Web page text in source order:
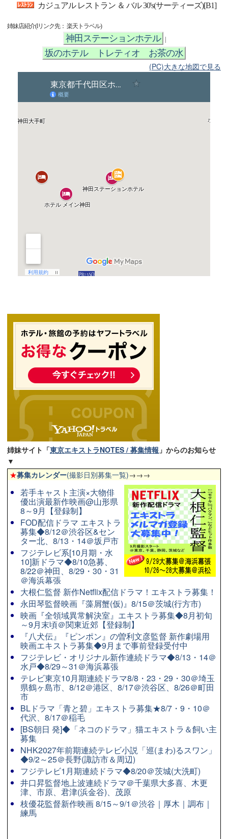
カジュアル レストラン ＆ バル 30's(サーティーズ)[B1]
姉妹店紹介(lリンク先： 楽天トラベル)
神田ステーションホテル
坂のホテル トレティオ お茶の水
(PC)大きな地図で見る
姉妹サイト「東京エキストラNOTES / 募集情報 」からのお知らせ
▼
★募集カレンダー(撮影日別募集一覧)→→→
若手キャスト主演×大物俳
優出演最新作映画@山形県
8～9月【登録制】
FOD配信ドラマ エキストラ
募集◆8/12＠渋谷区&セン
ター北、8/13・14＠坂戸市
フジテレビ系[10月期・水
10]新ドラマ◆8/10急募、
8/22＠神田、8/29・30・31
＠海浜幕張
大根仁監督 新作Netflix配信ドラマ！エキストラ募集！
永田琴監督映画『藻屑蟹(仮)』8/15＠茨城(行方市)
映画『全領域異常解決室』エキストラ募集◆8月初旬
～9月末頃＠関東近郊【登録制】
『八犬伝』『ピンポン』の曽利文彦監督 新作劇場用
映画エキストラ募集◆9月まで事前登録受付中
フジテレビ・オリジナル新作連続ドラマ◆8/13・14＠
水戸◆8/29～31＠海浜幕張
テレビ東京10月期連続ドラマ8/8・23・29・30＠埼玉
県鶴ヶ島市、8/12＠港区、8/17＠渋谷区、8/26＠町田
市
BLドラマ「青と碧」エキストラ募集★8/7・9・10＠
代沢、8/17＠稲毛
[BS朝日 発]◆「ネコのドラマ」猫エキストラ＆飼い主
募集
NHK2027年前期連続テレビ小説「巡(まわ)るスワン」
◆9/2～25＠長野(諏訪市＆周辺)
フジテレビ1月期連続ドラマ◆8/20＠茨城(大洗町)
井口昇監督地上波連続ドラマ＠千葉県大多喜、木更
津、市原、君津(浜金谷)、茂原
枝優花監督新作映画 8/15～9/1＠渋谷｜厚木｜調布｜
練馬